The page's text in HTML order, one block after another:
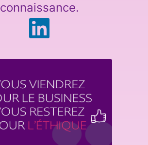
connaissance.